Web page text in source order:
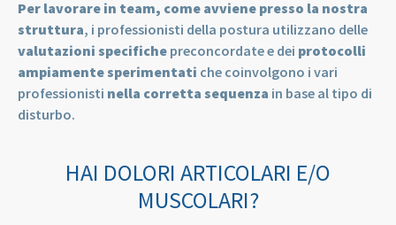
Per lavorare in team, come avviene presso la nostra
struttura, i professionisti della postura utilizzano delle
valutazioni specifiche preconcordate e dei protocolli
ampiamente sperimentati che coinvolgono i vari
professionisti nella corretta sequenza in base al tipo di
disturbo.
HAI DOLORI ARTICOLARI E/O
MUSCOLARI?